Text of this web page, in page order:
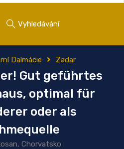
Vyhledávání
Dalmácie Zadar
Gut geführtes
optimal für
oder als
Chorvatsko